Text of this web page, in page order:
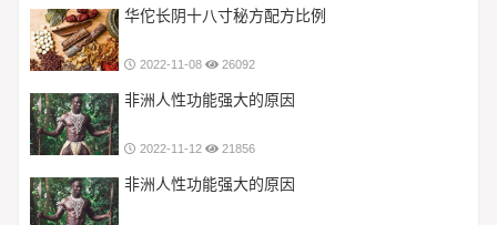
华佗长阴十八寸秘方配方比例
2022-11-08 26092
非洲人性功能强大的原因
2022-11-12 21856
非洲人性功能强大的原因